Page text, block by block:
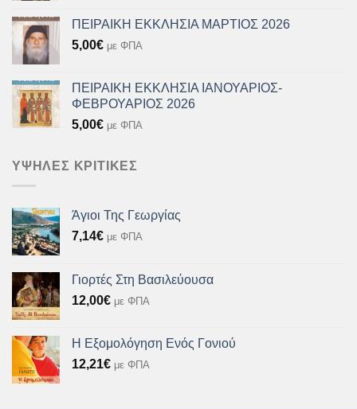
ΠΕΙΡΑΙΚΗ ΕΚΚΛΗΣΙΑ ΜΑΡΤΙΟΣ 2026
5,00€ με ΦΠΑ
ΠΕΙΡΑΙΚΗ ΕΚΚΛΗΣΙΑ ΙΑΝΟΥΑΡΙΟΣ-
ΦΕΒΡΟΥΑΡΙΟΣ 2026
5,00€ με ΦΠΑ
ΥΨΗΛΈΣ ΚΡΙΤΙΚΈΣ
Άγιοι Της Γεωργίας
7,14€ με ΦΠΑ
Γιορτές Στη Βασιλεύουσα
12,00€ με ΦΠΑ
Η Εξομολόγηση Ενός Γονιού
12,21€ με ΦΠΑ